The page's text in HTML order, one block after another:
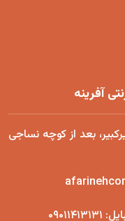
آفرینه
بعد از کوچه نساجی